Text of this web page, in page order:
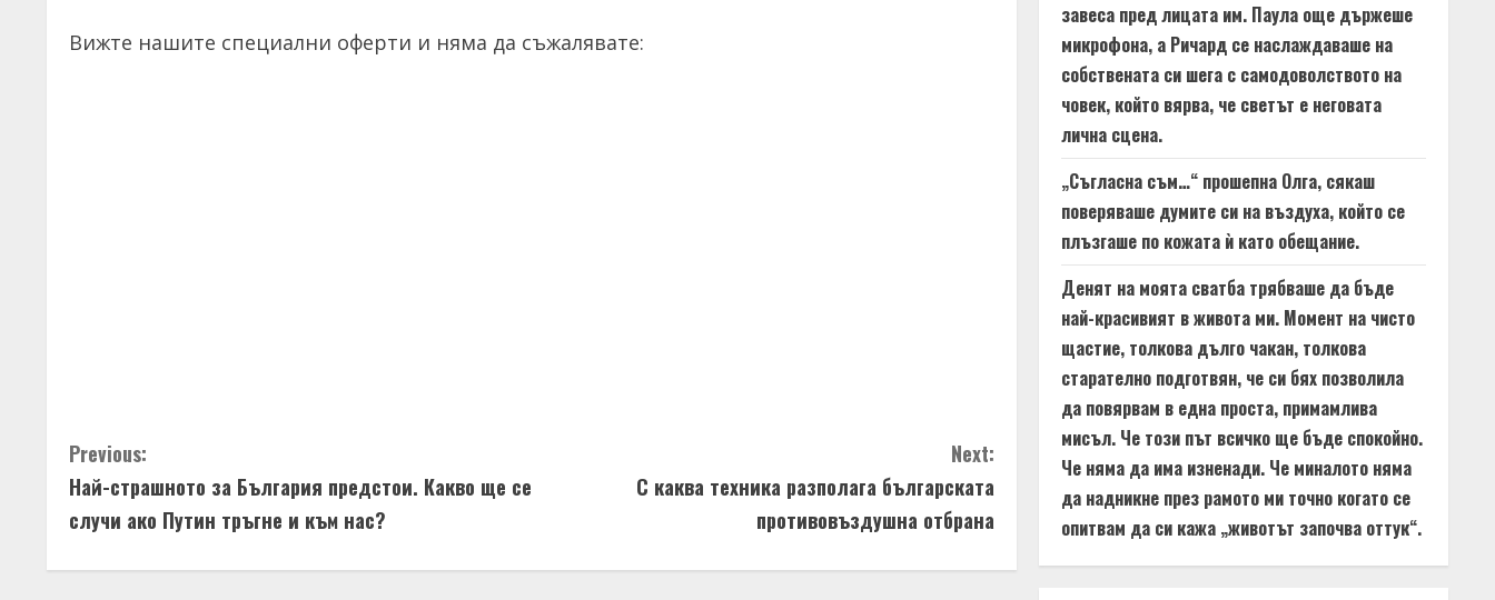
Вижте нашите специални оферти и няма да съжалявате:
C
o
Previous:
Най-страшното за България предстои. Какво ще се
случи ако Путин тръгне и към нас?
Next:
С каква техника разполага българската
противовъздушна отбрана
завеса пред лицата им. Паула още държеше
микрофона, а Ричард се наслаждаваше на
собствената си шега с самодоволството на
човек, който вярва, че светът е неговата
лична сцена.
„Съгласна съм…“ прошепна Олга, сякаш
поверяваше думите си на въздуха, който се
плъзгаше по кожата ѝ като обещание.
Денят на моята сватба трябваше да бъде
най-красивият в живота ми. Момент на чисто
щастие, толкова дълго чакан, толкова
старателно подготвян, че си бях позволила
да повярвам в една проста, примамлива
мисъл. Че този път всичко ще бъде спокойно.
Че няма да има изненади. Че миналото няма
да надникне през рамото ми точно когато се
опитвам да си кажа „животът започва оттук“.